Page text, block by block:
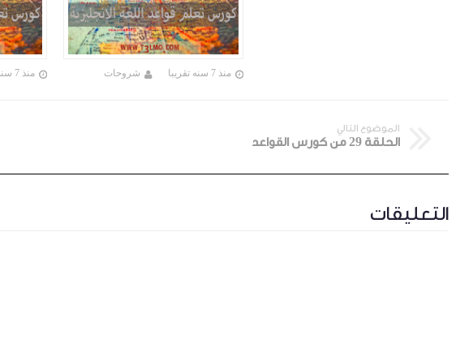
منذ 7 سنه تقريبا منذ 7 سنه تقريبا شروحات
الموضوع التالي
الحلقة 29 من كورس القواعد
التعليقات